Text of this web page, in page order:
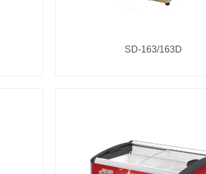
SD-163/163D